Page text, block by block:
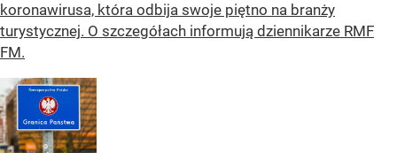
koronawirusa, która odbija swoje piętno na branży
turystycznej. O szczegółach informują dziennikarze RMF
FM.